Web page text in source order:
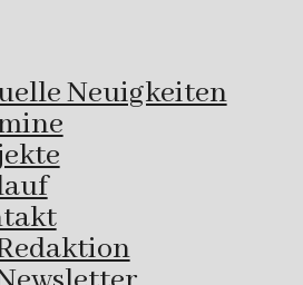
Neuigkeiten